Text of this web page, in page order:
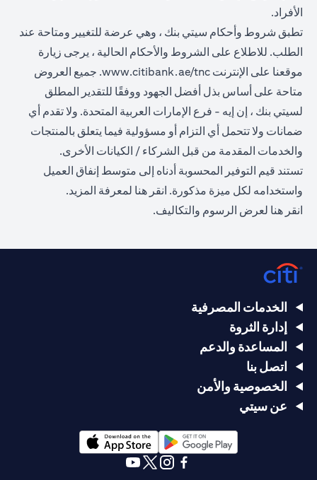
الأفراد.
تطبق شروط وأحكام سيتي بنك ، وهي عرضة للتغيير ومتاحة عند
الطلب. للاطلاع على الشروط والأحكام الحالية ، يرجى زيارة
موقعنا على الإنترنت www.citibank.ae/tnc
(opens in a new tab). جميع العروض
متاحة على أساس بذل أفضل الجهود ووفقًا للتقدير المطلق
لسيتي بنك ، إن إيه - فرع الإمارات العربية المتحدة. ولا تقدم أي
ضمانات ولا تتحمل أي التزام أو مسؤولية فيما يتعلق بالمنتجات
والخدمات المقدمة من قبل الشركاء / الكيانات الأخرى.
تستند قيم التوفير المحسوبة أدناه إلى متوسط إنفاق العميل
واستخدامه لكل ميزة مذكورة. انقر هنا لمعرفة المزيد.
انقر هنا لعرض الرسوم والتكاليف.
الخدمات المصرفية
إدارة الثروة
المساعدة والدعم
اتصل بنا
الخصوصية والأمن
عن سيتي
(opens in a new tab)